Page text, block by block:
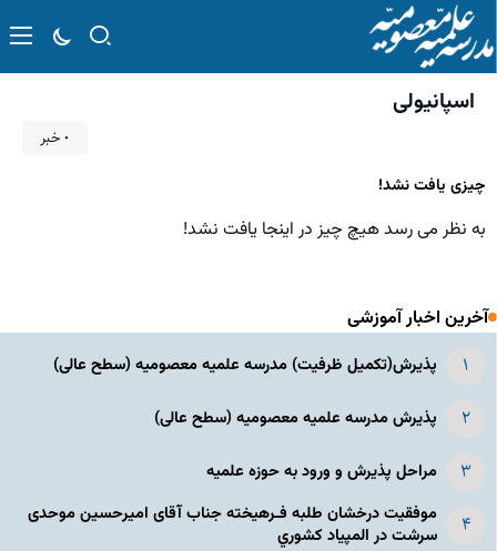
اسپانیولی
۰ خبر
چیزی یافت نشد!
به نظر می رسد هیچ چیز در اینجا یافت نشد!
آخرین اخبار آموزشی
پذیرش(تکمیل ظرفیت) مدرسه علمیه معصومیه‌ (سطح عالی)
پذیرش مدرسه علمیه معصومیه‌ (سطح عالی)
مراحل پذیرش و ورود به حوزه علمیه
موفقیت درخشان طلبه فـرهیخته جناب آقای امیرحسین موحدی
سرشت در المپياد كشوري